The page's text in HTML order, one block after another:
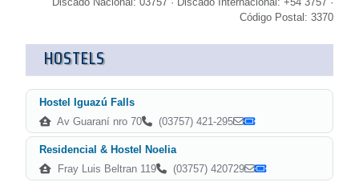
Código Postal: 3370
HOSTELS
Hostel Iguazú Falls
Av Guaraní nro 70
(03757) 421-295
Residencial & Hostel Noelia
Fray Luis Beltran 119
(03757) 420729